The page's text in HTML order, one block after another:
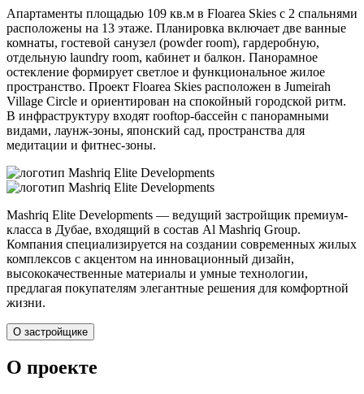
Апартаменты площадью 109 кв.м в Floarea Skies с 2 спальнями
расположены на 13 этаже. Планировка включает две ванные
комнаты, гостевой санузел (powder room), гардеробную,
отдельную laundry room, кабинет и балкон. Панорамное
остекление формирует светлое и функциональное жилое
пространство. Проект Floarea Skies расположен в Jumeirah
Village Circle и ориентирован на спокойный городской ритм.
В инфраструктуру входят rooftop-бассейн с панорамными
видами, лаунж-зоны, японский сад, пространства для
медитации и фитнес-зоны.
Mashriq Elite Developments — ведущий застройщик премиум-
класса в Дубае, входящий в состав Al Mashriq Group.
Компания специализируется на создании современных жилых
комплексов с акцентом на инновационный дизайн,
высококачественные материалы и умные технологии,
предлагая покупателям элегантные решения для комфортной
жизни.
О застройщике
О проекте